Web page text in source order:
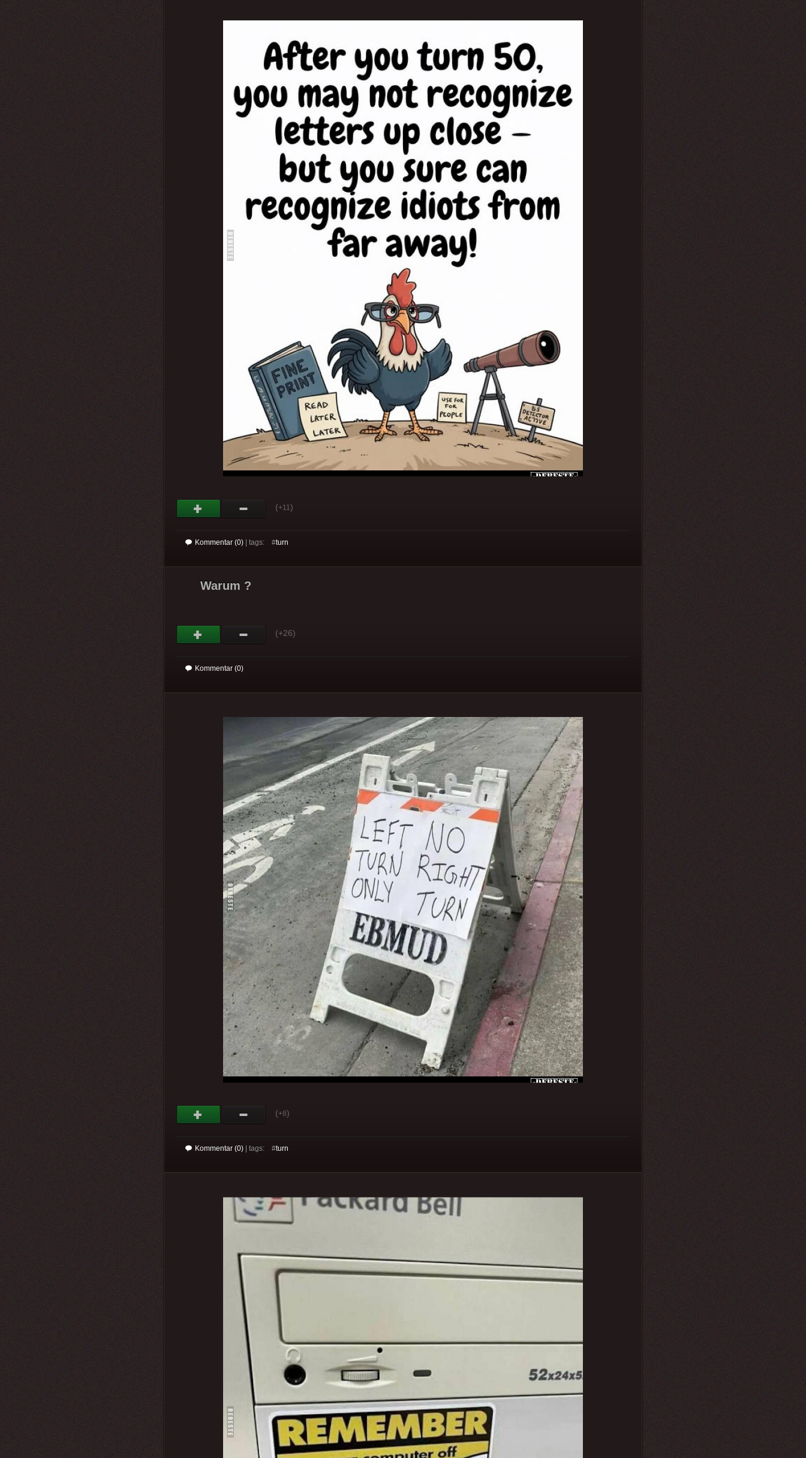
(+11 )
Kommentar (0) | tags: #turn
Warum ?
(+26)
Kommentar (0)
(+8)
Kommentar (0) | tags: #turn